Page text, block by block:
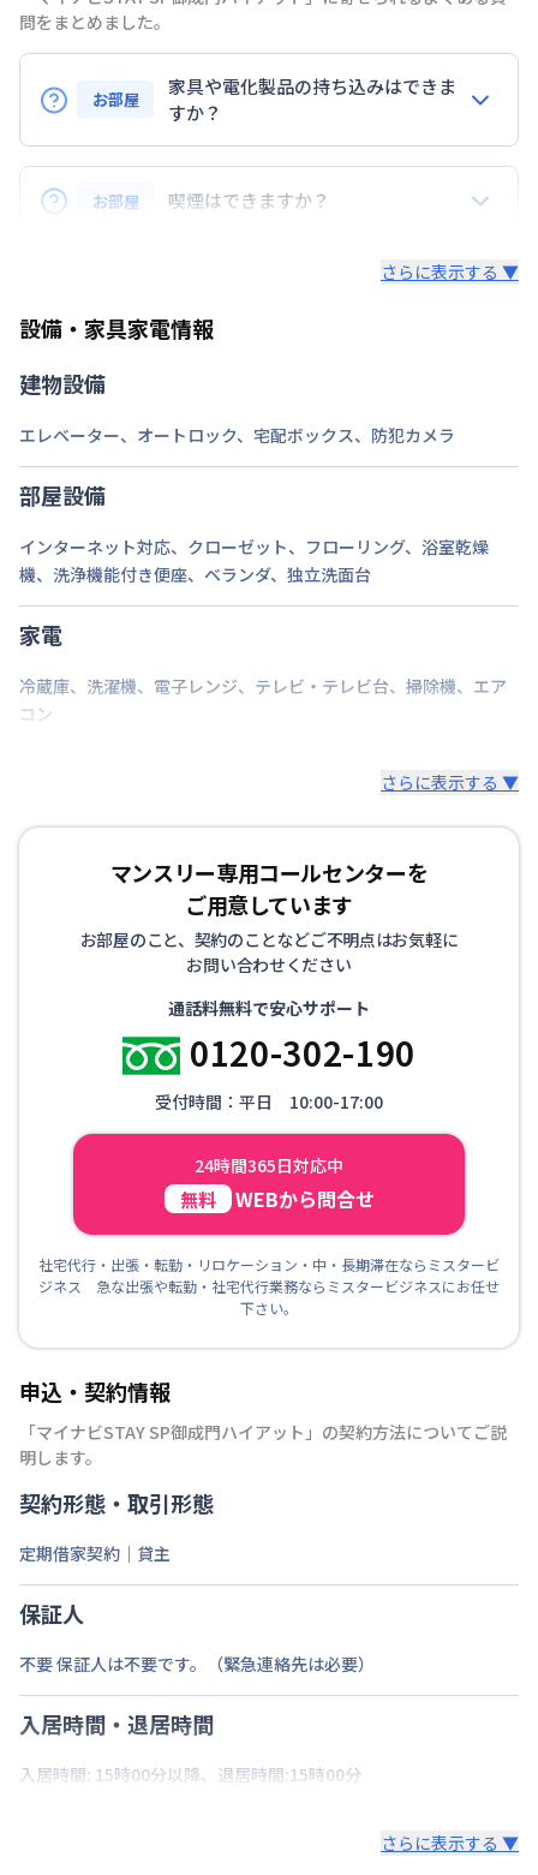
定員
3名
次回更新日
情報更新日より14日以内
問をまとめました。
お部屋
家具や電化製品の持ち込みはできま
すか？
お持ち込みいただけます。
ただし、標準設備として部屋に備え付けの家具・家電
以外の扱いについては当社では責任を負いかねます。
また、お持ち込みいただいた家具や家電はご退去時に
お部屋 喫煙はできますか？
さらに表示する ▼
設備・家具家電情報
建物設備
エレベーター、 オートロック、 宅配ボックス、 防犯カメラ
部屋設備
インターネット対応、 クローゼット、 フローリング、 浴室乾燥
機、 洗浄機能付き便座、 ベランダ、 独立洗面台
家電
冷蔵庫、 洗濯機、 電子レンジ、 テレビ・テレビ台、 掃除機、 エア
コン
さらに表示する ▼
マンスリー専用コールセンターを
ご用意しています
お部屋のこと、契約のことなどご不明点はお気軽に
お問い合わせください
通話料無料で安心サポート
0120-302-190
受付時間：平日 10:00-17:00
24時間365日対応中
無料 WEBから問合せ
社宅代行・出張・転勤・リロケーション・中・長期滞在ならミスタービ
ジネス 急な出張や転勤・社宅代行業務ならミスタービジネスにお任せ
下さい。
申込・契約情報
「マイナビSTAY SP御成門ハイアット 」の契約方法についてご説
明します。
契約形態・取引形態
定期借家契約｜貸主
保証人
不要 保証人は不要です。（緊急連絡先は必要）
入居時間・退居時間
入居時間: 15時00分以降、退居時間:15時00分
さらに表示する ▼